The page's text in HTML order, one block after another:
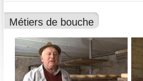
Métiers de bouche